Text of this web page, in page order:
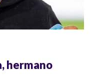
hermano